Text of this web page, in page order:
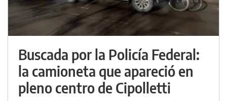
Buscada por la Policía Federal:
la camioneta que apareció en
pleno centro de Cipolletti